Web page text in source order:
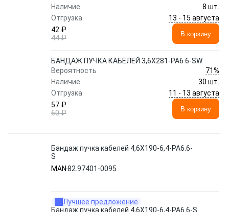
Наличие
8 шт.
Отгрузка
13 - 15 августа
42 ₽
44 ₽
В корзину
БАНДАЖ ПУЧКА КАБЕЛЕЙ 3,6X281-PA6.6-SW
Вероятность
71%
Наличие
30 шт.
Отгрузка
11 - 13 августа
57 ₽
60 ₽
В корзину
Бандаж пучка кабелей 4,6X190-6,4-PA6.6-
S
MAN 82.97401-0095
Лучшее предложение
Бандаж пучка кабелей 4,6X190-6,4-PA6.6-S